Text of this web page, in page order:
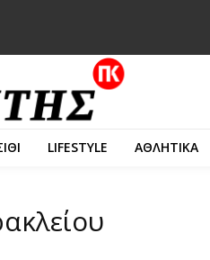
LIFESTYLE ΑΘΛΗΤΙΚΑ